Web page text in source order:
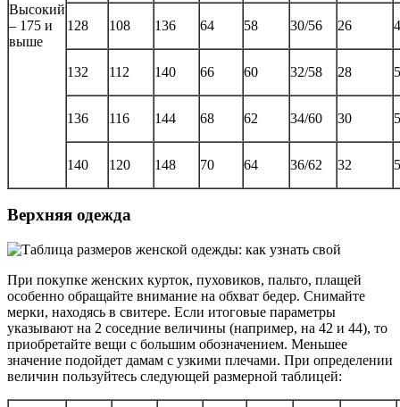
Высокий
– 175 и
выше
128 108 136 64 58 30/56 26
132 112 140 66 60 32/58 28
136 116 144 68 62 34/60 30
140 120 148 70 64 36/62 32
Верхняя одежда
При покупке женских курток, пуховиков, пальто, плащей
особенно обращайте внимание на обхват бедер. Снимайте
мерки, находясь в свитере. Если итоговые параметры
указывают на 2 соседние величины (например, на 42 и 44), то
приобретайте вещи с большим обозначением. Меньшее
значение подойдет дамам с узкими плечами. При определении
величин пользуйтесь следующей размерной таблицей: